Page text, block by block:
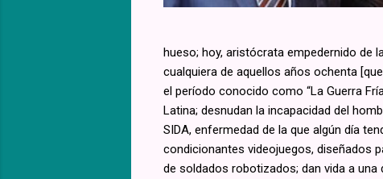
hueso; hoy, aristócrata empedernido de
cualquiera de aquellos años ochenta
el período conocido como “La Guerra
Latina; desnudan la incapacidad del
SIDA, enfermedad de la que algún día
condicionantes videojuegos, diseñados
de soldados robotizados; dan vida a